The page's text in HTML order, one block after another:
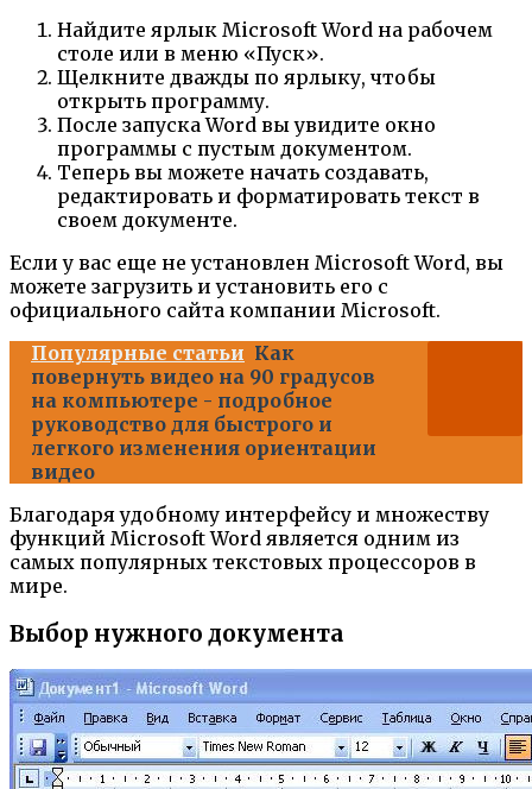
Найдите ярлык Microsoft Word на рабочем
столе или в меню «Пуск».
Щелкните дважды по ярлыку, чтобы
открыть программу.
После запуска Word вы увидите окно
программы с пустым документом.
Теперь вы можете начать создавать,
редактировать и форматировать текст в
своем документе.
Если у вас еще не установлен Microsoft Word, вы
можете загрузить и установить его с
официального сайта компании Microsoft.
Популярные статьи Как
повернуть видео на 90 градусов
на компьютере - подробное
руководство для быстрого и
легкого изменения ориентации
видео
Благодаря удобному интерфейсу и множеству
функций Microsoft Word является одним из
самых популярных текстовых процессоров в
мире.
Выбор нужного документа